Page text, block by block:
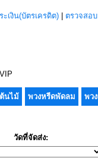
ะเงิน(บัตรเครดิต) ตรวจสอ
นไม้ พวงหรีดพัดลม พว
วัดที่จัดส่ง: